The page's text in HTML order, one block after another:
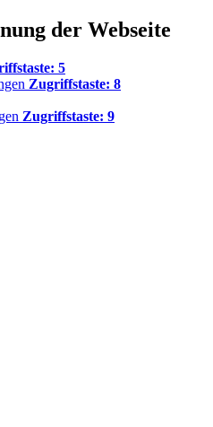
der Webseite
5
Zugriffstaste: 8
Zugriffstaste: 9